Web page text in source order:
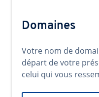
Domaines
Votre nom de
départ de votre
celui qui vous